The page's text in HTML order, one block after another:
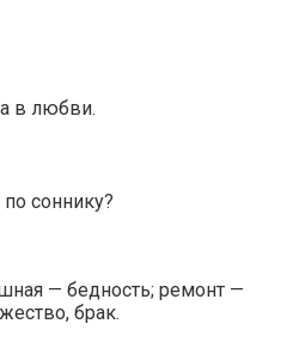
в любви.
соннику?
— бедность; ремонт —
брак.